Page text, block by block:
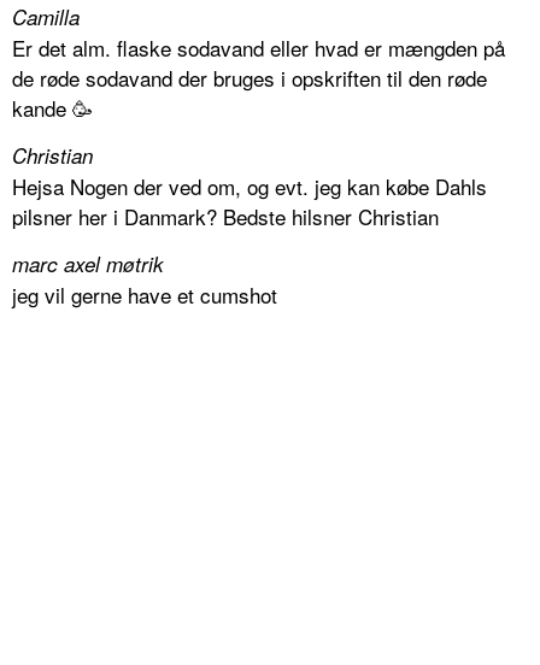
Camilla
Er det alm. flaske sodavand eller hvad er mængden på
de røde sodavand der bruges i opskriften til den røde
kande 🥳
Christian
Hejsa Nogen der ved om, og evt. jeg kan købe Dahls
pilsner her i Danmark? Bedste hilsner Christian
marc axel møtrik
jeg vil gerne have et cumshot